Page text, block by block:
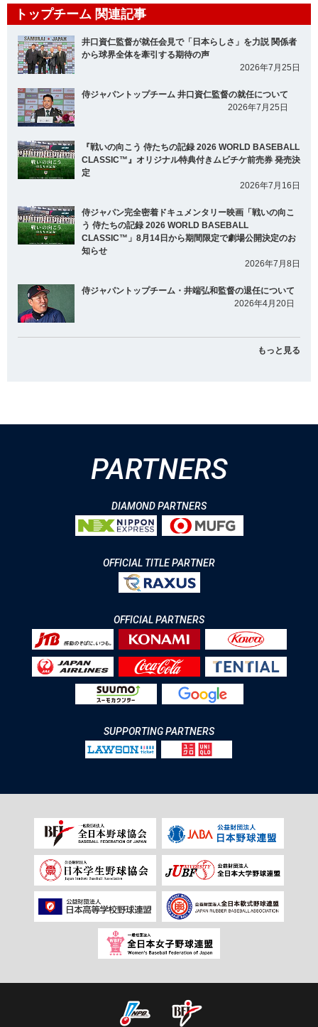
トップチーム 関連記事
井口資仁監督が就任会見で「日本らしさ」を力説 関係者
から球界全体を牽引する期待の声
2026年7月25日
侍ジャパントップチーム 井口資仁監督の就任について
2026年7月25日
『戦いの向こう 侍たちの記録 2026 WORLD BASEBALL
CLASSIC™』オリジナル特典付きムビチケ前売券 発売決
定
2026年7月16日
侍ジャパン完全密着ドキュメンタリー映画「戦いの向こ
う 侍たちの記録 2026 WORLD BASEBALL
CLASSIC™」8月14日から期間限定で劇場公開決定のお
知らせ
2026年7月8日
侍ジャパントップチーム・井端弘和監督の退任について
2026年4月20日
もっと見る
PARTNERS
DIAMOND PARTNERS
OFFICIAL TITLE PARTNER
OFFICIAL PARTNERS
SUPPORTING PARTNERS